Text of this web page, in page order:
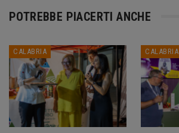
POTREBBE PIACERTI ANCHE
CALABRIA CALABRIA